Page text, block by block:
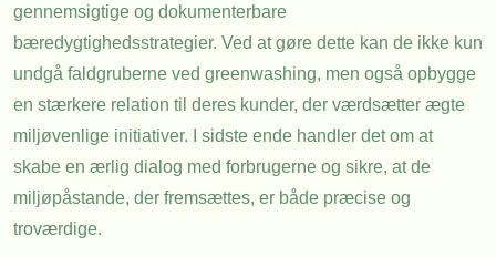
gennemsigtige og dokumenterbare
bæredygtighedsstrategier. Ved at gøre dette kan de ikke kun
undgå faldgruberne ved greenwashing, men også opbygge
en stærkere relation til deres kunder, der værdsætter ægte
miljøvenlige initiativer. I sidste ende handler det om at
skabe en ærlig dialog med forbrugerne og sikre, at de
miljøpåstande, der fremsættes, er både præcise og
troværdige.